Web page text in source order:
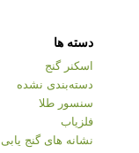
دسته ها
اسکنر گنج
دسته‌بندی نشده
سنسور طلا
فلزیاب
نشانه های گنج یابی